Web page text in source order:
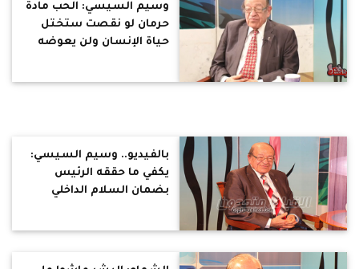
وسيم السيسي: الحب مادة
حرمان لو نقصت ستختل
حياة الإنسان ولن يعوضه
بالفيديو.. وسيم السيسي:
يكفي ما حققه الرئيس
بضمان السلام الداخلي